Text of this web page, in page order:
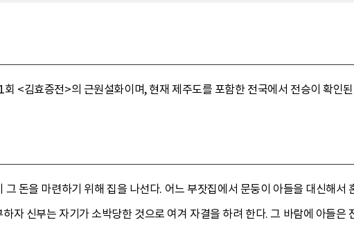
<김효증전>의 근원설화이며, 현재 제주도를 포함한 전국에서 전승이 확인
돈을 마련하기 위해 집을 나선다. 어느 부잣집에서 문둥이 아들을 대신해서
자 신부는 자기가 소박당한 것으로 여겨 자결을 하려 한다. 그 바람에 아들은